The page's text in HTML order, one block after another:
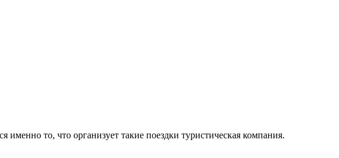
то, что организует такие поездки туристическая компания.